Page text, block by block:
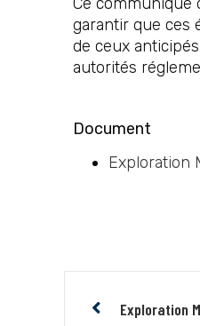
garantir que ces
de ceux
autorités
Document
Exploration
Exploration